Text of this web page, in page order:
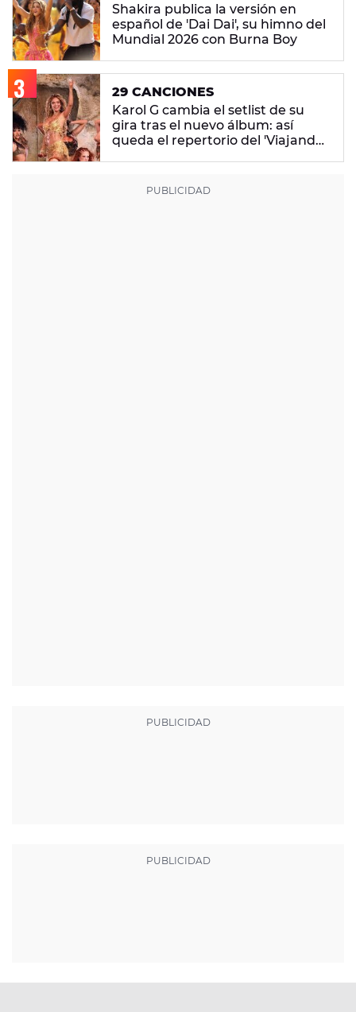
Shakira publica la versión en
español de 'Dai Dai', su himno del
Mundial 2026 con Burna Boy
29 CANCIONES
Karol G cambia el setlist de su
gira tras el nuevo álbum: así
queda el repertorio del 'Viajando